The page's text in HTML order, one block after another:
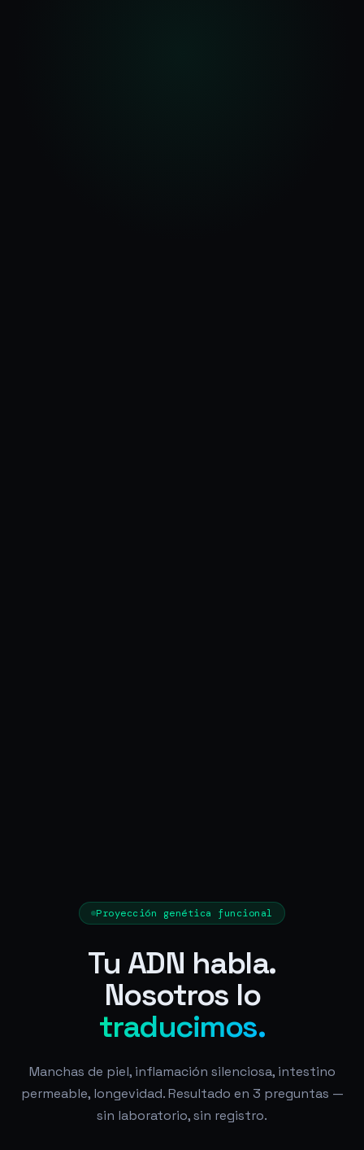
Proyección genética funcional
Tu ADN habla.
Nosotros lo
traducimos.
Manchas de piel, inflamación silenciosa, intestino
permeable, longevidad. Resultado en 3 preguntas —
sin laboratorio, sin registro.